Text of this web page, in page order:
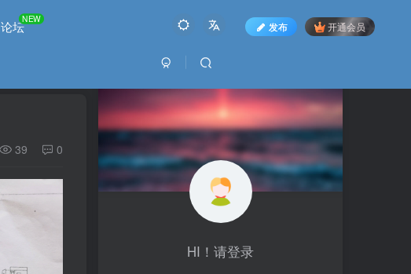
论坛NEW
发布 开通会员
39 0
HI！请登录